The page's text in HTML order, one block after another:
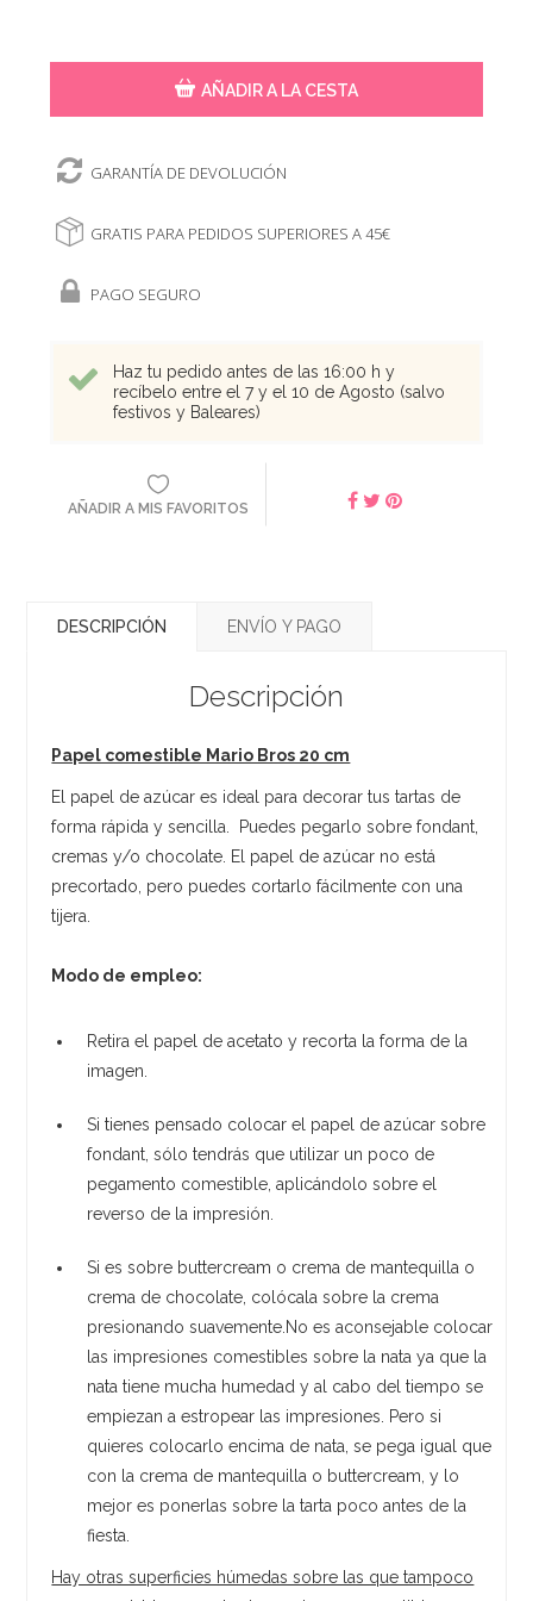
AÑADIR A LA CESTA
GARANTÍA DE DEVOLUCIÓN
GRATIS PARA PEDIDOS SUPERIORES A 45€
PAGO SEGURO
Haz tu pedido antes de las 16:00 h y
recíbelo entre el 7 y el 10 de Agosto (salvo
festivos y Baleares)
AÑADIR A MIS FAVORITOS
DESCRIPCIÓN ENVÍO Y PAGO
Descripción
Papel comestible Mario Bros 20 cm
El papel de azúcar es ideal para decorar tus tartas de
forma rápida y sencilla. Puedes pegarlo sobre fondant,
cremas y/o chocolate. El papel de azúcar no está
precortado, pero puedes cortarlo fácilmente con una
tijera.
Modo de empleo:
Retira el papel de acetato y recorta la forma de la
imagen.
Si tienes pensado colocar el papel de azúcar sobre
fondant, sólo tendrás que utilizar un poco de
pegamento comestible, aplicándolo sobre el
reverso de la impresión.
Si es sobre buttercream o crema de mantequilla o
crema de chocolate, colócala sobre la crema
presionando suavemente.No es aconsejable colocar
las impresiones comestibles sobre la nata ya que la
nata tiene mucha humedad y al cabo del tiempo se
empiezan a estropear las impresiones. Pero si
quieres colocarlo encima de nata, se pega igual que
con la crema de mantequilla o buttercream, y lo
mejor es ponerlas sobre la tarta poco antes de la
fiesta.
Hay otras superficies húmedas sobre las que tampoco